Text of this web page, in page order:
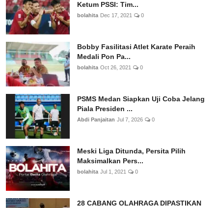
Ketum PSSI: Tim...
bolahita Dec 17, 2021 0
Bobby Fasilitasi Atlet Karate Peraih
Medali Pon Pa...
bolahita Oct 26, 2021 0
PSMS Medan Siapkan Uji Coba Jelang
Piala Presiden ...
Abdi Panjaitan Jul 7, 2026 0
Meski Liga Ditunda, Persita Pilih
Maksimalkan Pers...
bolahita Jul 1, 2021 0
28 CABANG OLAHRAGA DIPASTIKAN